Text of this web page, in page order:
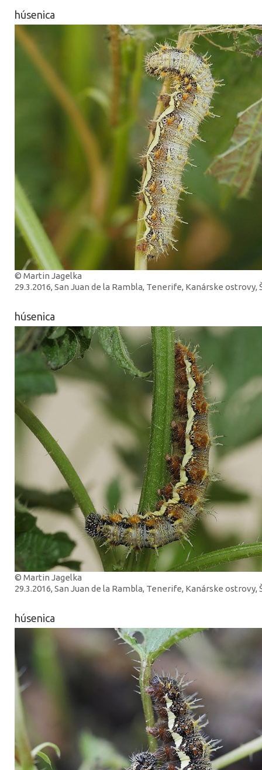
húsenica
© Martin Jagelka
29.3.2016, San Juan de la Rambla, Tenerife, Kanárske ostrovy,
húsenica
© Martin Jagelka
29.3.2016, San Juan de la Rambla, Tenerife, Kanárske ostrovy,
húsenica